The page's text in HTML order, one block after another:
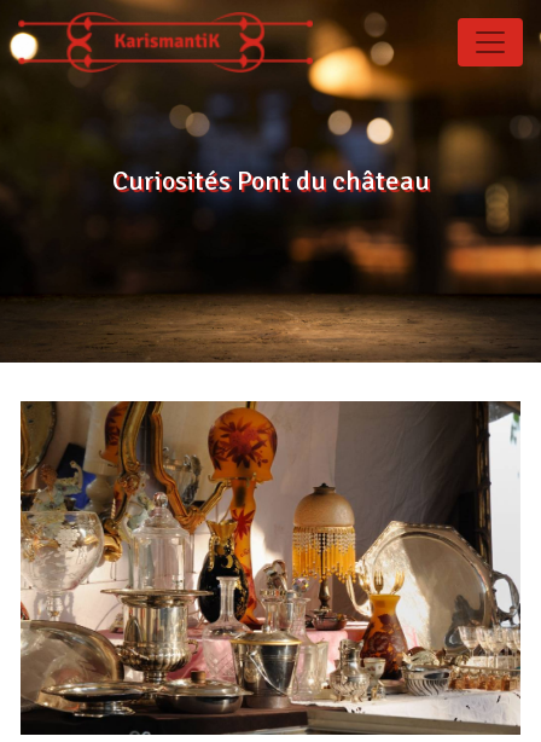
Panneau de gestion des cookies
Curiosités Pont du château